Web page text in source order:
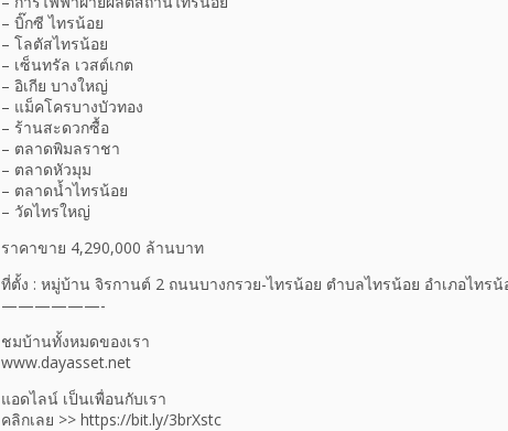
– บิ๊กซี ไทรน้อย
– โลตัสไทรน้อย
– เซ็นทรัล เวสต์เกต
– อิเกีย บางใหญ่
– แม็คโครบางบัวทอง
– ร้านสะดวกซื้อ
– ตลาดพิมลราชา
– ตลาดหัวมุม
– ตลาดน้ำไทรน้อย
– วัดไทรใหญ่
ราคาขาย 4,290,000 ล้านบาท
ที่ตั้ง : หมู่บ้าน จิรกานต์ 2 ถนนบางกรวย-ไทรน้อย ตำบลไทรน้อย อำเภอไทร
——————-
ชมบ้านทั้งหมดของเรา
www.dayasset.net
แอดไลน์ เป็นเพื่อนกับเรา
คลิกเลย >> https://bit.ly/3brXstc